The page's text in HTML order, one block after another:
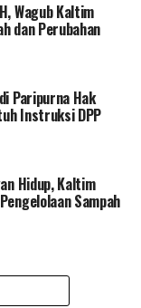
Wagub Kaltim
dan Perubahan
Paripurna Hak
Instruksi DPP
Hidup, Kaltim
Sampah